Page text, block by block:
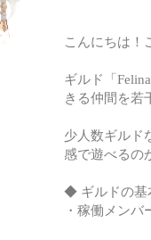
こんにちは！
ギルド「
きる仲間を若
少人数ギルド
感で遊べるの
◆ ギルドの基
・稼働メンバ